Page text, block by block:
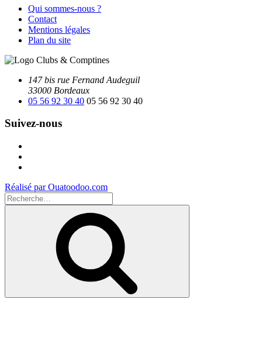
Qui sommes-nous ?
Contact
Mentions légales
Plan du site
147 bis rue Fernand Audeguil
33000 Bordeaux
05 56 92 30 40 05 56 92 30 40
Suivez-nous
Réalisé par Ouatoodoo.com
Recherche
pour